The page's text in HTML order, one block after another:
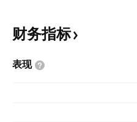
财务指标
表现